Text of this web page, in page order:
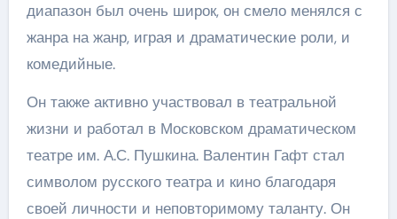
диапазон был очень широк, он смело менялся с
жанра на жанр, играя и драматические роли, и
комедийные.
Он также активно участвовал в театральной
жизни и работал в Московском драматическом
театре им. А.С. Пушкина. Валентин Гафт стал
символом русского театра и кино благодаря
своей личности и неповторимому таланту. Он